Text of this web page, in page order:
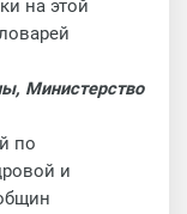
на этой
Министерство
по
и